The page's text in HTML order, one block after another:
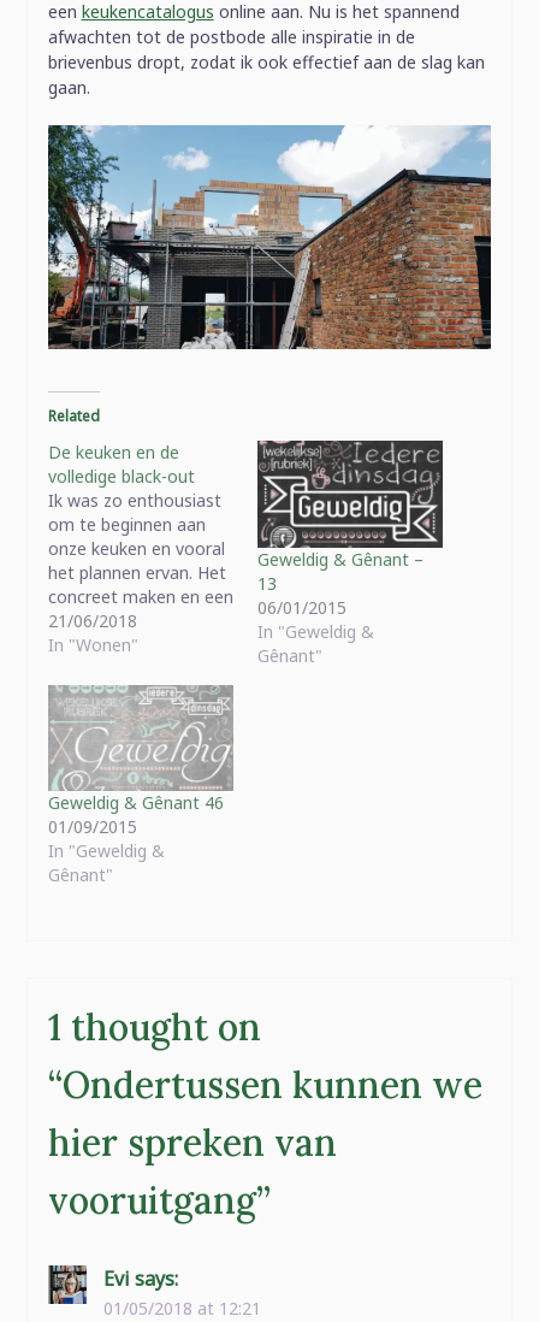
een keukencatalogus online aan. Nu is het spannend
afwachten tot de postbode alle inspiratie in de
brievenbus dropt, zodat ik ook effectief aan de slag kan
gaan.
Related
De keuken en de
volledige black-out
Ik was zo enthousiast
om te beginnen aan
onze keuken en vooral
het plannen ervan. Het
concreet maken en een
bestelling plaatsen. Er
is een Pinterest-bord
map op Instagram en
er is een berg aan
magazines en catalogi.
Het ging helemaal in
orde komen, want…
21/06/2018
In "Wonen"
Geweldig & Gênant –
13
06/01/2015
In "Geweldig &
Gênant"
Geweldig & Gênant 46
01/09/2015
In "Geweldig &
Gênant"
1 thought on
“Ondertussen kunnen we
hier spreken van
vooruitgang”
Evi says:
01/05/2018 at 12:21